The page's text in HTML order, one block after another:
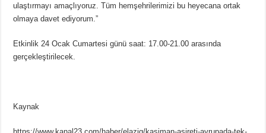
ulaştırmayı amaçlıyoruz. Tüm hemşehrilerimizi bu heyecana ortak
olmaya davet ediyorum.”
Etkinlik 24 Ocak Cumartesi günü saat: 17.00-21.00 arasında
gerçekleştirilecek.
Kaynak